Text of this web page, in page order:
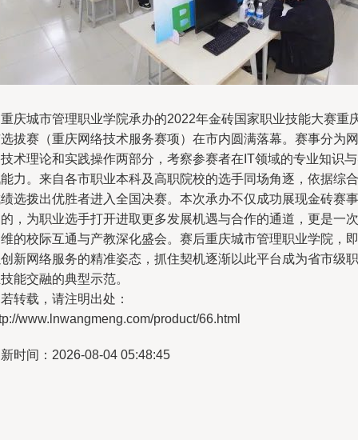
庆城市管理职业学院承办的2022年金砖国家职业技能大赛重
拔赛（重庆网络技术服务赛项）在市内圆满落幕。赛事分为网
术理论和实践操作两部分，考察参赛者在IT领域的专业知识
力。来自各市职业本科及高职院校的选手同场角逐，依据综合
选拨出优胜者进入全国决赛。本次承办不仅成功展现金砖赛事
，为职业选手打开进取更多发展机遇与合作的通道，更是一次
的校际互通与产教深化盛会。赛后重庆城市管理职业学院，即
新网络服务的精准姿态，抓住契机逐渐以此平台成为省市级职
能交融的典型示范。
转载，请注明出处：
www.lnwangmeng.com/product/66.html
时间：2026-08-04 05:48:45